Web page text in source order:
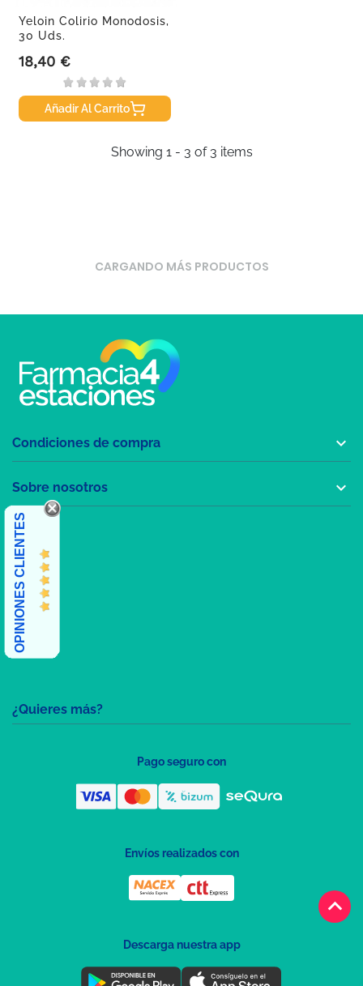
Yeloin Colirio Monodosis,
30 Uds.
Precio
18,40 €
Añadir Al Carrito
Showing 1 - 3 of 3 items
CARGANDO MÁS PRODUCTOS
keyboard_arrow_up
¿Quieres más?
Condiciones de compra 
Sobre nosotros 
OPINIONES CLIENTES
Pago seguro con
Envíos realizados con
Descarga nuestra app